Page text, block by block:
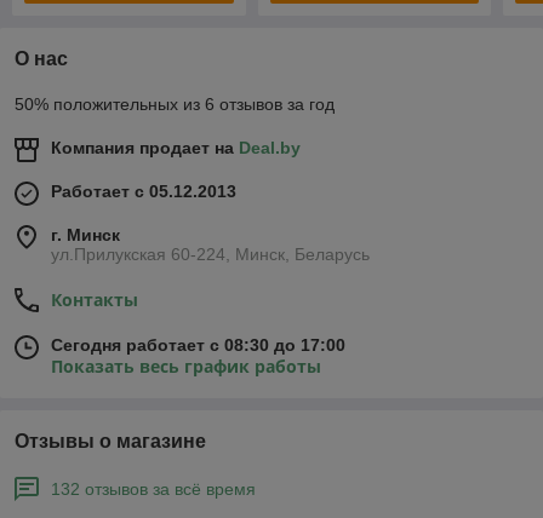
О нас
50% положительных из 6 отзывов за год
Компания продает на Deal.by
Работает с 05.12.2013
г. Минск
ул.Прилукская 60-224, Минск, Беларусь
Контакты
Сегодня работает с 08:30 до 17:00
Показать весь график работы
Отзывы о магазине
132 отзывов за всё время